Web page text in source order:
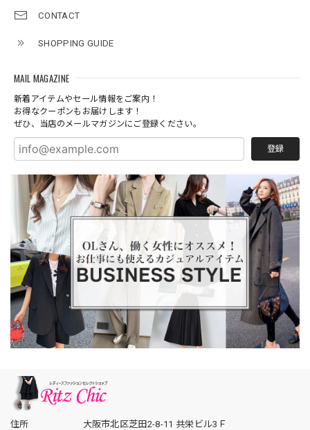
CONTACT
SHOPPING GUIDE
MAIL MAGAZINE
新着アイテムやセール情報をご案内！
お得なクーポンもお届けします！
ぜひ、当店のメールマガジンにご登録ください。
登録
住所
大阪市北区芝田2-8-11 共栄ビル3Ｆ